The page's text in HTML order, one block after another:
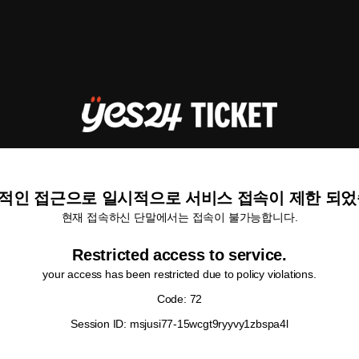
인 접근으로 일시적으로 서비스 접속이 제한 되
현재 접속하신 단말에서는 접속이 불가능합니다.
Restricted access to service.
your access has been restricted due to policy violations.
Code: 72
Session ID: msjusi77-15wcgt9ryyvy1zbspa4l